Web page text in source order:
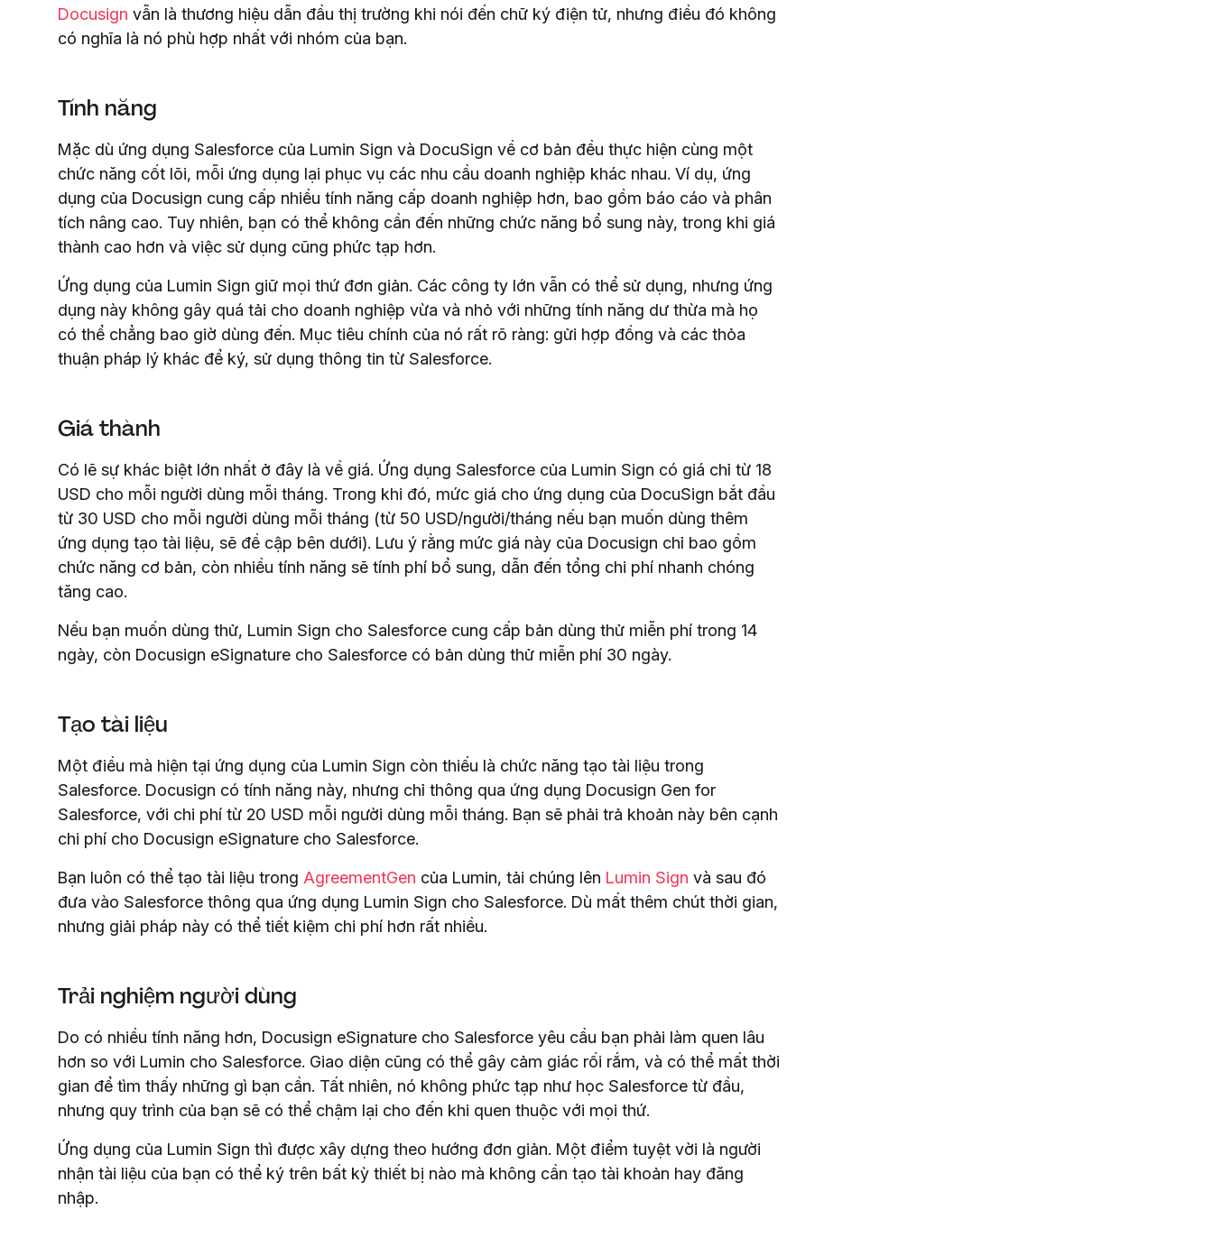
Docusign vẫn là thương hiệu dẫn đầu thị trường khi nói đến chữ ký điện tử, nhưng điều đó không
có nghĩa là nó phù hợp nhất với nhóm của bạn.
Tính năng
Mặc dù ứng dụng Salesforce của Lumin Sign và DocuSign về cơ bản đều thực hiện cùng một
chức năng cốt lõi, mỗi ứng dụng lại phục vụ các nhu cầu doanh nghiệp khác nhau. Ví dụ, ứng
dụng của Docusign cung cấp nhiều tính năng cấp doanh nghiệp hơn, bao gồm báo cáo và phân
tích nâng cao. Tuy nhiên, bạn có thể không cần đến những chức năng bổ sung này, trong khi giá
thành cao hơn và việc sử dụng cũng phức tạp hơn.
Ứng dụng của Lumin Sign giữ mọi thứ đơn giản. Các công ty lớn vẫn có thể sử dụng, nhưng ứng
dụng này không gây quá tải cho doanh nghiệp vừa và nhỏ với những tính năng dư thừa mà họ
có thể chẳng bao giờ dùng đến. Mục tiêu chính của nó rất rõ ràng: gửi hợp đồng và các thỏa
thuận pháp lý khác để ký, sử dụng thông tin từ Salesforce.
Giá thành
Có lẽ sự khác biệt lớn nhất ở đây là về giá. Ứng dụng Salesforce của Lumin Sign có giá chỉ từ 18
USD cho mỗi người dùng mỗi tháng. Trong khi đó, mức giá cho ứng dụng của DocuSign bắt đầu
từ 30 USD cho mỗi người dùng mỗi tháng (từ 50 USD/người/tháng nếu bạn muốn dùng thêm
ứng dụng tạo tài liệu, sẽ đề cập bên dưới). Lưu ý rằng mức giá này của Docusign chỉ bao gồm
chức năng cơ bản, còn nhiều tính năng sẽ tính phí bổ sung, dẫn đến tổng chi phí nhanh chóng
tăng cao.
Nếu bạn muốn dùng thử, Lumin Sign cho Salesforce cung cấp bản dùng thử miễn phí trong 14
ngày, còn Docusign eSignature cho Salesforce có bản dùng thử miễn phí 30 ngày.
Tạo tài liệu
Một điều mà hiện tại ứng dụng của Lumin Sign còn thiếu là chức năng tạo tài liệu trong
Salesforce. Docusign có tính năng này, nhưng chỉ thông qua ứng dụng Docusign Gen for
Salesforce, với chi phí từ 20 USD mỗi người dùng mỗi tháng. Bạn sẽ phải trả khoản này bên cạnh
chi phí cho Docusign eSignature cho Salesforce.
Bạn luôn có thể tạo tài liệu trong AgreementGen của Lumin, tải chúng lên Lumin Sign và sau đó
đưa vào Salesforce thông qua ứng dụng Lumin Sign cho Salesforce. Dù mất thêm chút thời gian,
nhưng giải pháp này có thể tiết kiệm chi phí hơn rất nhiều.
Trải nghiệm người dùng
Do có nhiều tính năng hơn, Docusign eSignature cho Salesforce yêu cầu bạn phải làm quen lâu
hơn so với Lumin cho Salesforce. Giao diện cũng có thể gây cảm giác rối rắm, và có thể mất thời
gian để tìm thấy những gì bạn cần. Tất nhiên, nó không phức tạp như học Salesforce từ đầu,
nhưng quy trình của bạn sẽ có thể chậm lại cho đến khi quen thuộc với mọi thứ.
Ứng dụng của Lumin Sign thì được xây dựng theo hướng đơn giản. Một điểm tuyệt vời là người
nhận tài liệu của bạn có thể ký trên bất kỳ thiết bị nào mà không cần tạo tài khoản hay đăng
nhập.